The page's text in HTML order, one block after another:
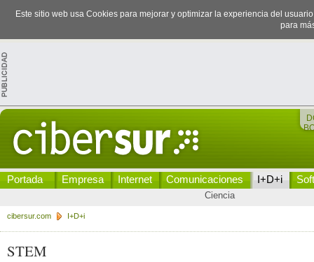
Este sitio web usa Cookies para mejorar y optimizar la experiencia del
para
Portada Empresa Internet Comunicaciones I+D+i
Ciencia
cibersur.com I+D+i
STEM